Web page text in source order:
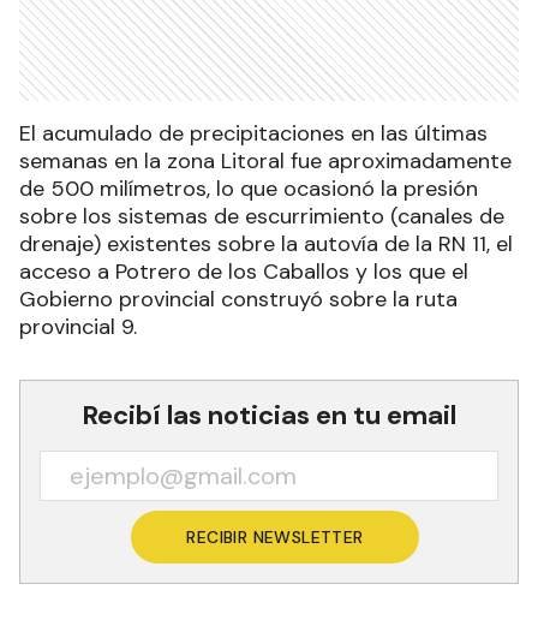
El acumulado de precipitaciones en las últimas
semanas en la zona Litoral fue aproximadamente
de 500 milímetros, lo que ocasionó la presión
sobre los sistemas de escurrimiento (canales de
drenaje) existentes sobre la autovía de la RN 11, el
acceso a Potrero de los Caballos y los que el
Gobierno provincial construyó sobre la ruta
provincial 9.
Recibí las noticias en tu email
RECIBIR NEWSLETTER